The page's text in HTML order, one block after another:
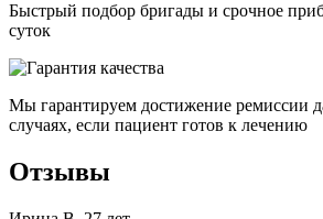
Быстрый подбор бригады и срочное
суток
Мы гарантируем достижение ремиссии
случаях, если пациент готов к лечению
Отзывы